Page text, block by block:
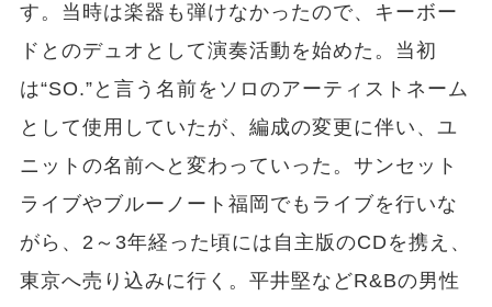
す。当時は楽器も弾けなかったので、キーボー
ドとのデュオとして演奏活動を始めた。当初
は“SO.”と言う名前をソロのアーティストネーム
として使用していたが、編成の変更に伴い、ユ
ニットの名前へと変わっていった。サンセット
ライブやブルーノート福岡でもライブを行いな
がら、2～3年経った頃には自主版のCDを携え、
東京へ売り込みに行く。平井堅などR&Bの男性